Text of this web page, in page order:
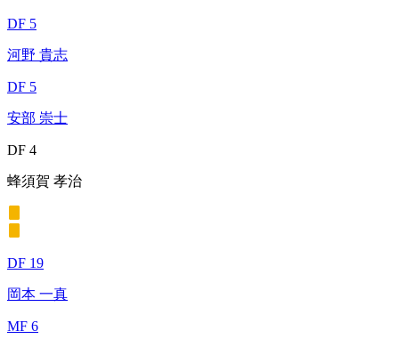
DF 5
河野 貴志
DF 5
安部 崇士
DF 4
蜂須賀 孝治
DF 19
岡本 一真
MF 6